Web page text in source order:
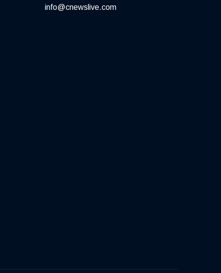
info@cnewslive.com